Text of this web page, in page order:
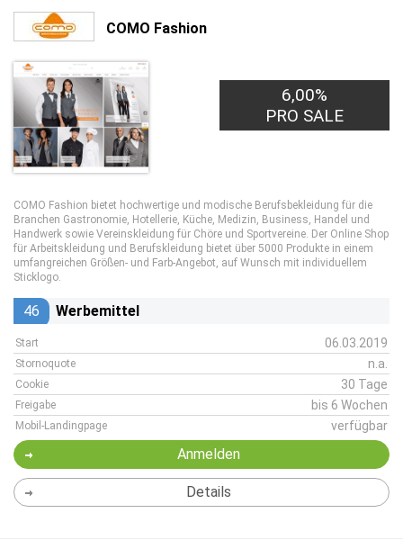
COMO Fashion
6,00%
PRO SALE
COMO Fashion bietet hochwertige und modische Berufsbekleidung für die
Branchen Gastronomie, Hotellerie, Küche, Medizin, Business, Handel und
Handwerk sowie Vereinskleidung für Chöre und Sportvereine. Der Online Shop
für Arbeitskleidung und Berufskleidung bietet über 5000 Produkte in einem
umfangreichen Größen- und Farb-Angebot, auf Wunsch mit individuellem
Sticklogo.
46 Werbemittel
Start 06.03.2019
Stornoquote n.a.
Cookie 30 Tage
Freigabe bis 6 Wochen
Mobil-Landingpage verfügbar
Anmelden
Details